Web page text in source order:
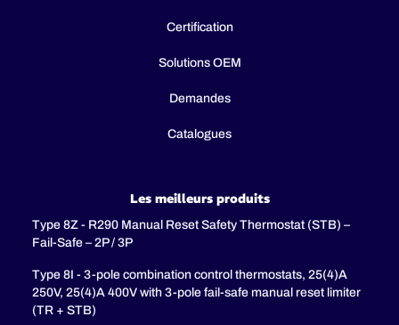
Certification
Solutions OEM
Demandes
Catalogues
Les meilleurs produits
Type 8Z - R290 Manual Reset Safety Thermostat (STB) –
Fail-Safe – 2P / 3P
Type 8I - 3-pole combination control thermostats, 25(4)A
250V, 25(4)A 400V with 3-pole fail-safe manual reset limiter
(TR + STB)